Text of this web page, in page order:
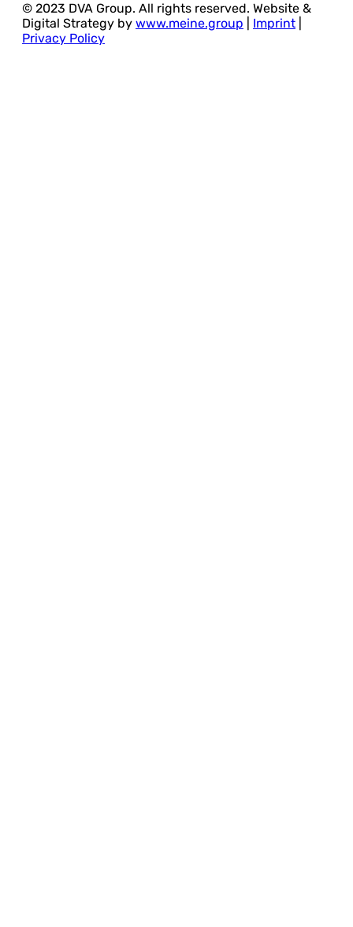
© 2023 DVA Group. All rights reserved. Website &
Digital Strategy by www.meine.group Imprint
Privacy Policy